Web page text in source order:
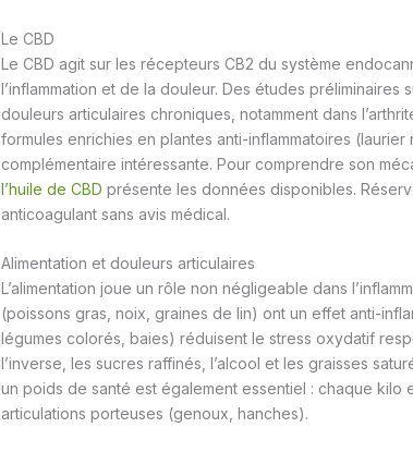
Le CBD
Le CBD agit sur les récepteurs CB2 du système
l’inflammation et de la douleur. Des études
douleurs articulaires chroniques, notamment dans
formules enrichies en plantes anti-inflammatoires
complémentaire intéressante. Pour comprendre son
l’huile de CBD présente les données disponibles.
anticoagulant sans avis médical.
Alimentation et douleurs articulaires
L’alimentation joue un rôle non négligeable dans
(poissons gras, noix, graines de lin) ont un effet anti-
légumes colorés, baies) réduisent le stress oxydatif
l’inverse, les sucres raffinés, l’alcool et les graisses
un poids de santé est également essentiel : chaque kilo
articulations porteuses (genoux, hanches).